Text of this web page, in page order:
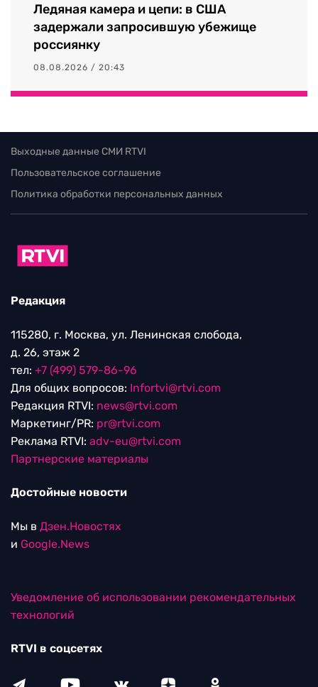
Ледяная камера и цепи: в США
задержали запросившую убежище
россиянку
08.08.2026 / 20:43
Выходные данные СМИ RTVI
Пользовательское соглашение
Политика обработки персональных данных
Редакция
115280, г. Москва, ул. Ленинская слобода,
д. 26, этаж 2
тел: +7 (499) 579-86-96
Для общих вопросов: Infortvi@rtvi.com
Редакция RTVI: news@rtvi.com
Маркетинг/PR: pr@rtvi.com
Реклама RTVI: adv-eu@rtvi.com
Партнерские материалы
Достойные новости
Мы в Дзен.Новостях
и Google.News
Уведомление об использовании рекомендательных
технологий
RTVI в соцсетях